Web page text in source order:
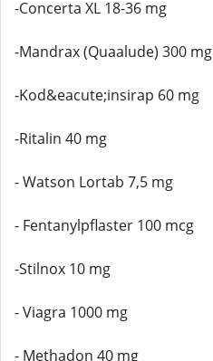
-Concerta XL 18-36 mg
-Mandrax (Quaalude) 300 mg
-Kod&eacute;insirap 60 mg
-Ritalin 40 mg
- Watson Lortab 7,5 mg
- Fentanylpflaster 100 mcg
-Stilnox 10 mg
- Viagra 1000 mg
- Methadon 40 mg